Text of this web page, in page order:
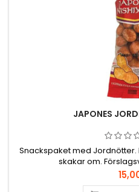
JAPONES
Snackspaket med Jordnötter.
skakar om.
Pris